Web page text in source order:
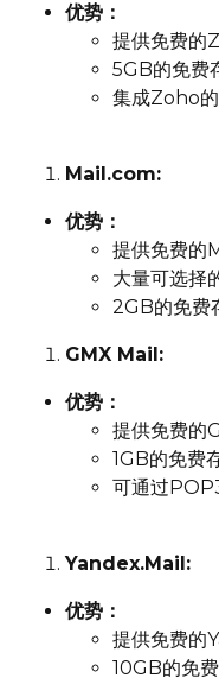
优势：
提供免费的
5GB的免费
集成Zoho的
Mail.com:
优势：
提供免费的
大量可选择
2GB的免费
GMX Mail:
优势：
提供免费的
1GB的免费
可通过
Yandex.Mail:
优势：
提供免费的
10GB的免